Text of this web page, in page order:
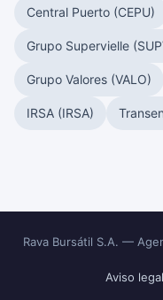
Central Puerto (CEPU)
Grupo Supervielle
Grupo Valores (VALO)
IRSA (IRSA)
Rava Bursátil S.A. —
Aviso legal